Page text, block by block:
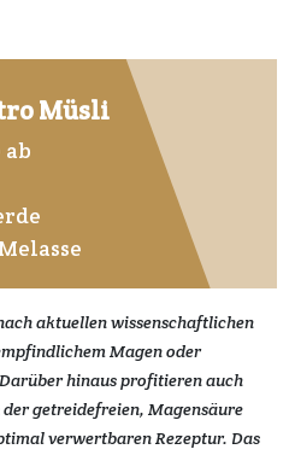
Müsli
aktuellen wissenschaftlichen
Magen oder
hinaus profitieren auch
getreidefreien, Magensäure
verwertbaren Rezeptur. Das